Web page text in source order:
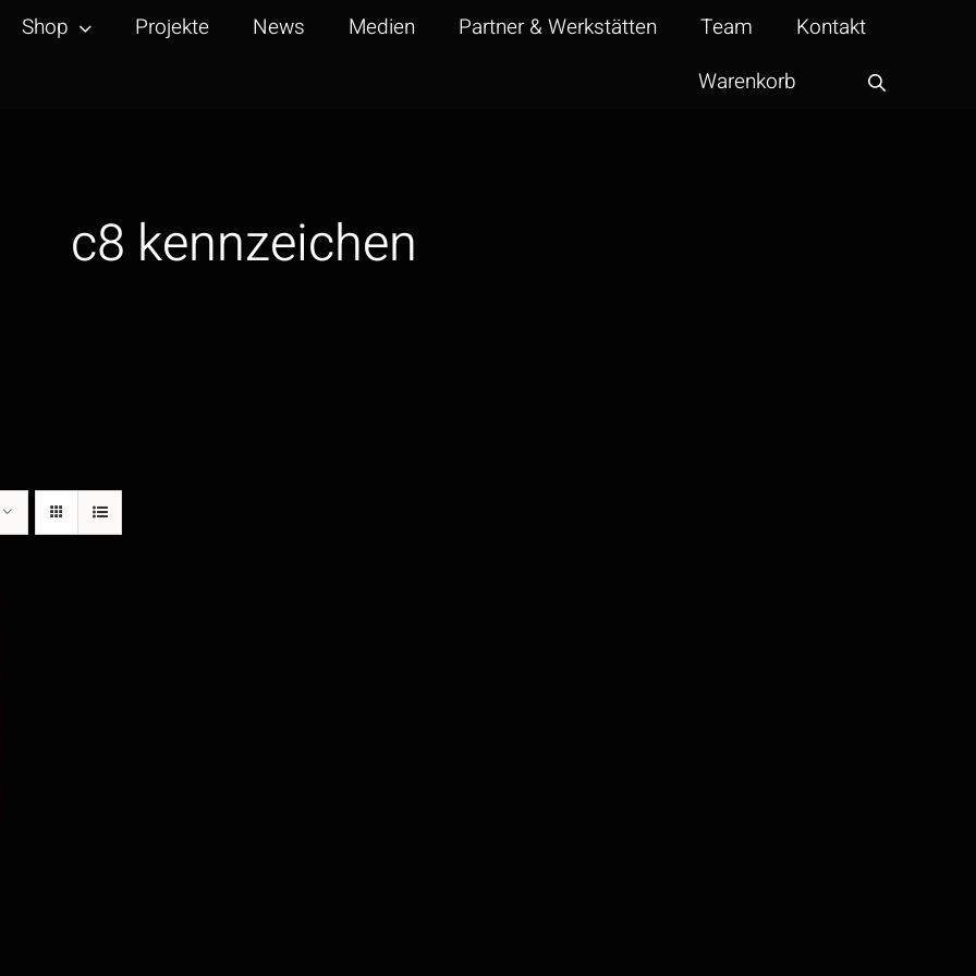
Shop Projekte News Medien Partner & Werkstätten Team
Kontakt
Warenkorb
c8 kennzeichen